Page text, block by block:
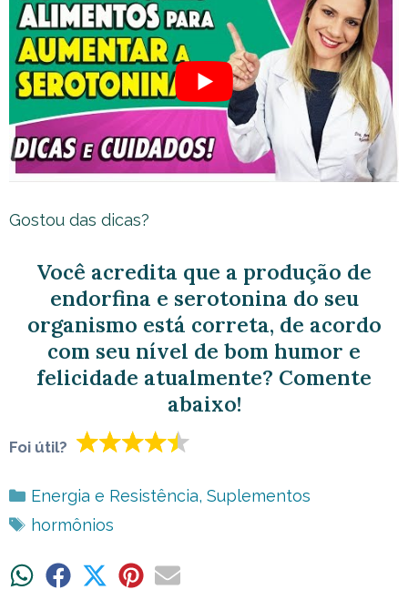
Gostou das dicas?
Você acredita que a produção de
endorfina e serotonina do seu
organismo está correta, de acordo
com seu nível de bom humor e
felicidade atualmente? Comente
abaixo!
Foi útil?
Categorias
Energia e Resistência, Suplementos
Tags
hormônios
ShareShare ShareShareShare